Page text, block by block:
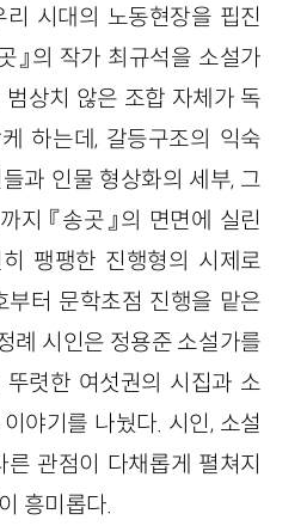
시대의 노동현장을 핍진
』의 작가 최규석을 소설가
상치 않은 조합 자체가 독
하는데, 갈등구조의 익숙
과 인물 형상화의 세부, 그
지 『송곳』의 면면에 실린
팽팽한 진행형의 시제로
부터 문학초점 진행을 맡은
례 시인은 정용준 소설가를
렷한 여섯권의 시집과 소
야기를 나눴다. 시인, 소설
른 관점이 다채롭게 펼쳐지
흥미롭다.